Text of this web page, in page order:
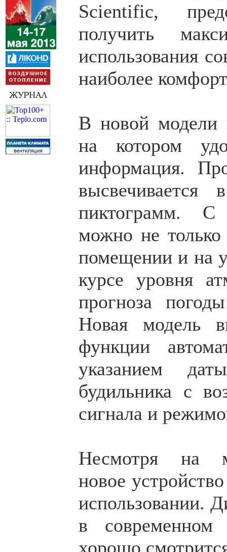
Scientific,
получить
использования
наиболее
В новой модели
на котором
информация.
высвечивается
пиктограмм.
можно не только
помещении и на
курсе уровня
прогноза
Новая модель
функции
указанием
будильника с
сигнала и
Несмотря на
новое
использовании.
в современном
хорошо